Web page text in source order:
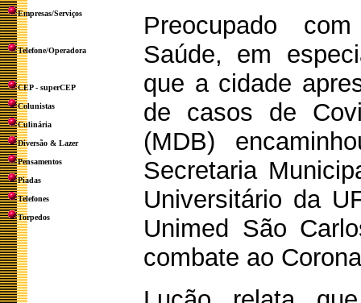
Empresas/Serviços
Telefone/Operadora
CEP - superCEP
Colunistas
Culinária
Diversão & Lazer
Pensamentos
Piadas
Telefones
Torpedos
Preocupado
Saúde, em
que a cidade
de casos de
(MDB)
Secretaria
Universitário da
Unimed São
combate ao